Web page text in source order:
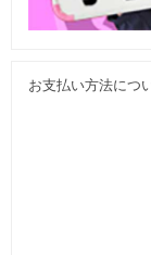
お支払い方法につ